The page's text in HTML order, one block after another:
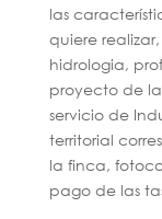
las
quiere
hidrologia,
proyecto de
servicio de
territorial
la finca,
pago de las